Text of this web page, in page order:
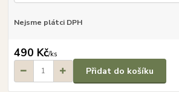
Nejsme plátci DPH
490 Kč/ks
Přidat do košíku